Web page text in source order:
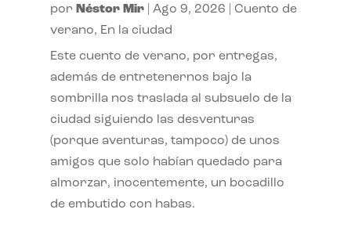
por Néstor Mir| Ago 9, 2026
Cuento de
verano, En la ciudad
Este cuento de verano, por entregas,
además de entretenernos bajo la
sombrilla nos traslada al subsuelo de la
ciudad siguiendo las desventuras
(porque aventuras, tampoco) de unos
amigos que solo habían quedado para
almorzar, inocentemente, un bocadillo
de embutido con habas.